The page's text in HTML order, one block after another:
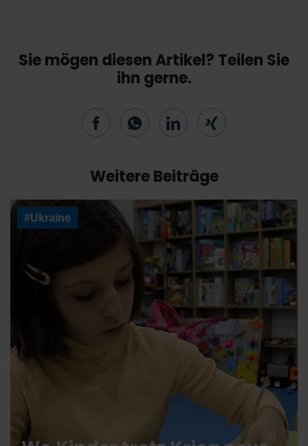
Sie mögen diesen Artikel? Teilen Sie
ihn gerne.
Weitere Beiträge
#Ukraine